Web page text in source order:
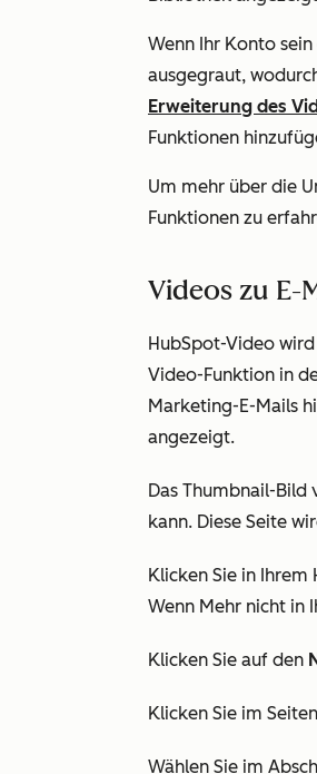
Wenn Ihr Konto
ausgegraut,
Erweiterung des
Funktionen
Um mehr über die
Funktionen zu
Videos zu E-
HubSpot-Video
Video-Funktion in
Marketing-E-Mails
angezeigt.
Das Thumbnail-Bild
kann. Diese Seite
Klicken Sie in
Wenn Mehr nicht in
Klicken Sie auf den
Klicken Sie im
Wählen Sie im